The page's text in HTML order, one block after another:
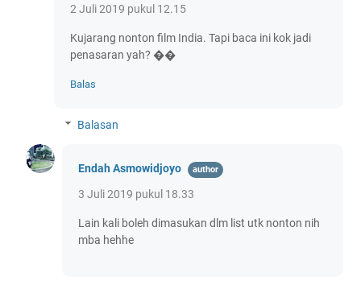
2 Juli 2019 pukul 12.15
Kujarang nonton film India. Tapi baca ini kok jadi
penasaran yah? ��
Balas
Balasan
Endah Asmowidjoyo
3 Juli 2019 pukul 18.33
Lain kali boleh dimasukan dlm list utk nonton nih
mba hehhe